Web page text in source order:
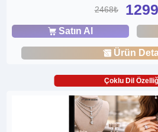
2468₺
Satın Al
Ürün
Çoklu Dil